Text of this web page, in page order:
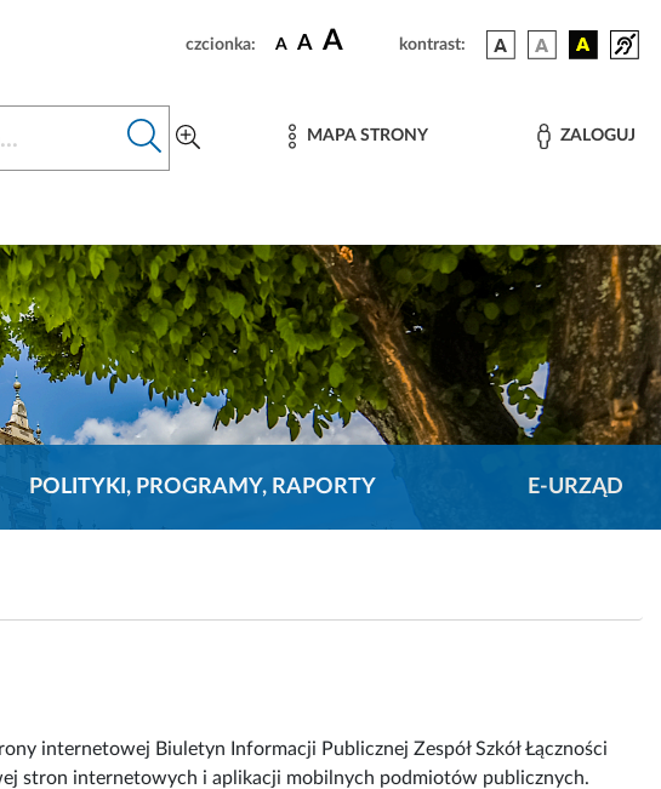
czcionka: A A A kontrast:
MAPA STRONY ZALOGUJ
POLITYKI, PROGRAMY, RAPORTY E-URZĄD
internetowej Biuletyn Informacji Publicznej Zespół Szkół Łączności
stron internetowych i aplikacji mobilnych podmiotów publicznych.